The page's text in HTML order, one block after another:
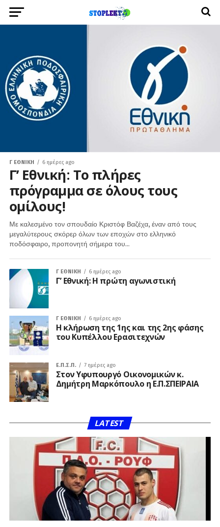
Γ ΕΘΝΙΚΉ 6 ημέρες ago
Γ’ Εθνική: Το πλήρες
πρόγραμμα σε όλους τους
ομίλους!
Με καλεσμένο τον σπουδαίο Κριστόφ Βαζέχα, έναν από τους
μεγαλύτερους σκόρερ όλων των εποχών στο ελληνικό
ποδόσφαιρο, προπονητή σήμερα του...
Γ ΕΘΝΙΚΉ 6 ημέρες ago
Γ’ Εθνική: Η πρώτη αγωνιστική
Γ ΕΘΝΙΚΉ 6 ημέρες ago
Η κλήρωση της 1ης και της 2ης φάσης
του Κυπέλλου Ερασιτεχνών
Ε.Π.Σ.Π. 7 ημέρες ago
Στον Υφυπουργό Οικονομικών κ.
Δημήτρη Μαρκόπουλο η Ε.Π.ΣΠΕΙΡΑΙΑ
LATEST